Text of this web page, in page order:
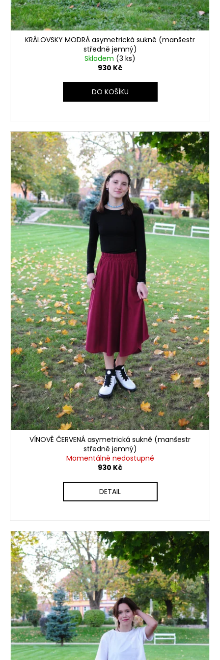
KRÁLOVSKY MODRÁ asymetrická sukně (manšestr
středně jemný)
Skladem (3 ks)
930 Kč
DO KOŠÍKU
VÍNOVĚ ČERVENÁ asymetrická sukně (manšestr
středně jemný)
Momentálně nedostupné
930 Kč
DETAIL